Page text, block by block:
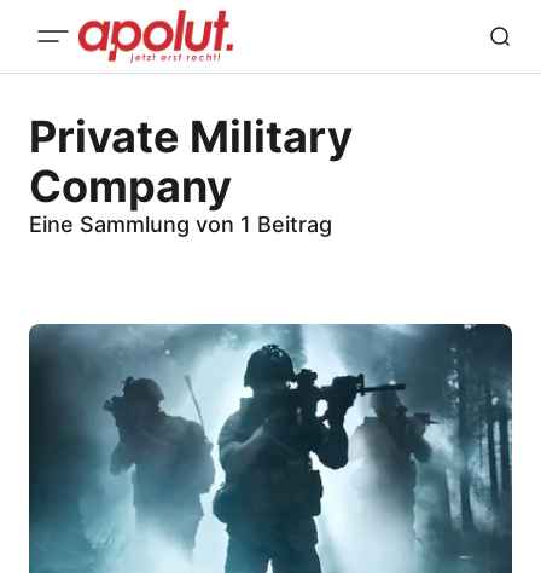
Private Military
Company
Eine Sammlung von 1 Beitrag